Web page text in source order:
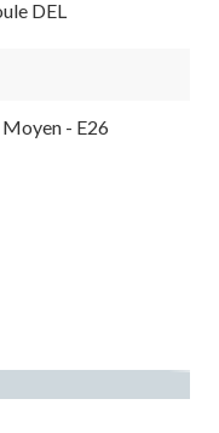
DEL
- E26